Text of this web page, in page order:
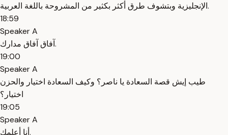
الإنجليزية وبتشوف طرق أكثر بكثير من المشروحة باللغة العربية.
18:59
Speaker A
آفاق آفاق مدارك.
19:00
Speaker A
طيب إيش قصة السعادة يا ناصر؟ وكيف السعادة اختيار والحزن
اختيار؟
19:05
Speaker A
أنا أعلمك.